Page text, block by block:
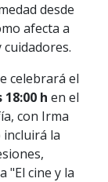
desde
afecta a
celebrará el
h en el
con Irma
la
"El cine y la